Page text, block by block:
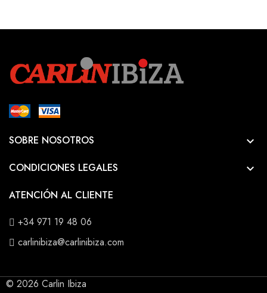
SOBRE NOSOTROS 
CONDICIONES LEGALES 
ATENCIÓN AL CLIENTE
+34 971 19 48 06
carlinibiza@carlinibiza.com
© 2026 Carlin Ibiza